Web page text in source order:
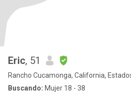
Eric, 51
Rancho Cucamonga, California,
Buscando: Mujer 18 - 38